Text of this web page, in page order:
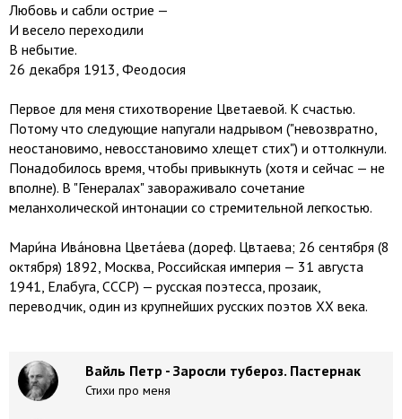
Любовь и сабли острие —
И весело переходили
В небытие.
26 декабря 1913, Феодосия
Первое для меня стихотворение Цветаевой. К счастью.
Потому что следующие напугали надрывом ("невозвратно,
неостановимо, не­восстановимо хлещет стих") и от­толкнули.
Понадобилось время, чтобы привык­нуть (хотя и сейчас — не
вполне). В "Генералах" завораживало сочетание
меланхолической инто­нации со стремительной легкостью.
Мари́на Ива́новна Цвета́ева (дореф. Цвѣтаева; 26 сентября (8
октября) 1892, Москва, Российская империя — 31 августа
1941, Елабуга, СССР) — русская поэтесса, прозаик,
переводчик, один из крупнейших русских поэтов XX века.
Вайль Петр - Заросли тубероз. Пастернак
Стихи про меня